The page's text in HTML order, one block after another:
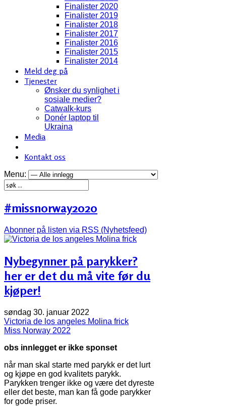
Finalister 2020
Finalister 2019
Finalister 2018
Finalister 2017
Finalister 2016
Finalister 2015
Finalister 2014
Meld deg på
Tjenester
Ønsker du synlighet i
sosiale medier?
Catwalk-kurs
Donér laptop til
Ukraina
Media
Kontakt oss
Menu:
#missnorway2020
Abonner på listen via RSS (Nyhetsfeed)
Nybegynner på parykker?
her er det du må vite før du
kjøper!
søndag 30. januar 2022
Victoria de los angeles Molina frick
Miss Norway 2022
obs innlegget er ikke sponset
når man skal starte med parykk er det lurt
og kjøpe en god kvalitets parykk.
Parykken trenger ikke og være det dyreste
eller det beste, man kan få gode parykker
for gode priser.